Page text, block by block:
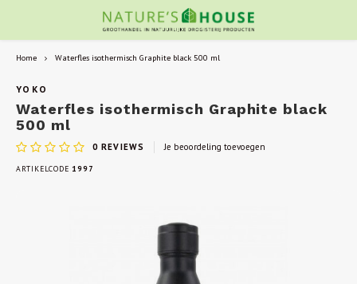
Home Waterfles isothermisch Graphite black 500 ml
YOKO
Waterfles isothermisch Graphite black
500 ml
0 REVIEWS Je beoordeling toevoegen
ARTIKELCODE 1997